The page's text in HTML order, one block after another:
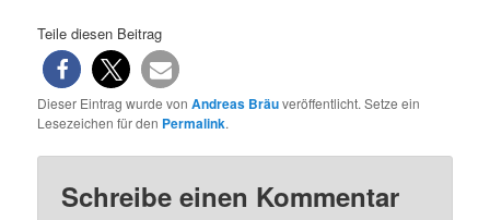
Teile diesen Beitrag
Dieser Eintrag wurde vonAndreas Bräuveröffentlicht. Setze ein
Lesezeichen für den Permalink.
Schreibe einen Kommentar